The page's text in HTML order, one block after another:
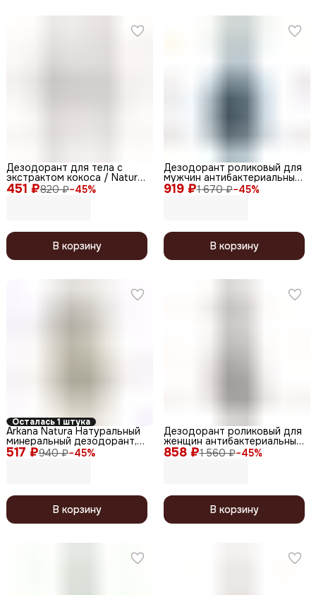
451 ₽820 ₽−45%
Дезодорант для тела с
экстрактом кокоса / Natural
Crystal Deodorant Coconut,
50 г
В корзину
919 ₽1 670 ₽−45%
Дезодорант роликовый для
мужчин антибактериальный
с мангостином и травами /
Save and Fresh Roll, 50 мл
В корзину
Осталась 1 штука
517 ₽940 ₽−45%
Arkana Natura Натуральный
минеральный дезодорант,
60 г
В корзину
858 ₽1 560 ₽−45%
Дезодорант роликовый для
женщин антибактериальный
с мангостином и травами,
50 мл
В корзину